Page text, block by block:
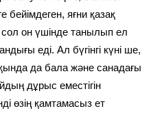
бейімдеген, яғни қазақ
он үшінде танылып ел
еді. Ал бүгінгі күні ше,
да бала және санадағы
дұрыс еместігін
өзің қамтамасыз ет